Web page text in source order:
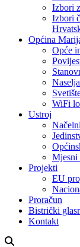
Izbori
Izbori
Općina
Opće
Naselja
WiFi
Ustroj
Mjesni
Projekti
EU
Proračun
Bistrički
Kontakt